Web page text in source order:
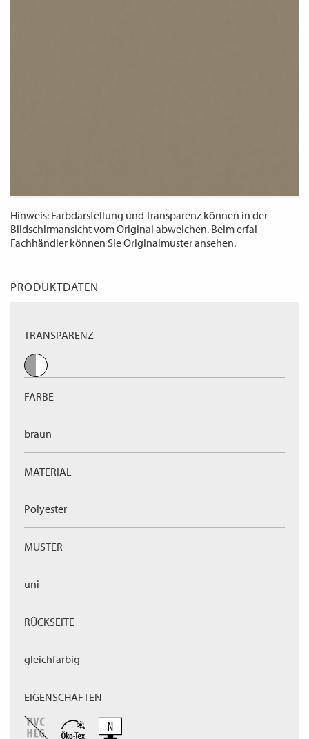
Hinweis: Farbdarstellung und Transparenz können in der
Bildschirmansicht vom Original abweichen. Beim erfal
Fachhändler können Sie Originalmuster ansehen.
PRODUKTDATEN
TRANSPARENZ
FARBE
braun
MATERIAL
Polyester
MUSTER
uni
RÜCKSEITE
gleichfarbig
EIGENSCHAFTEN